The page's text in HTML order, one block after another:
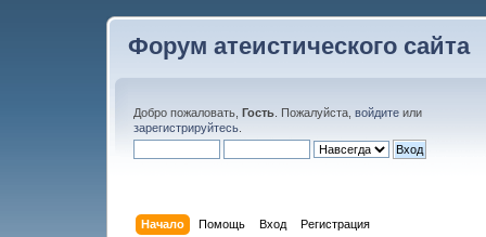
Форум атеистического сайта
Добро пожаловать, Гость . Пожалуйста, войдите или
зарегистрируйтесь
Начало Помощь Вход Регистрация